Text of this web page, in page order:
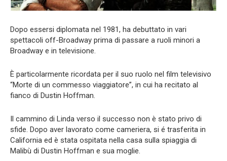
Dopo essersi diplomata nel 1981, ha debuttato in vari
spettacoli off-Broadway prima di passare a ruoli minori a
Broadway e in televisione.
È particolarmente ricordata per il suo ruolo nel film televisivo
“Morte di un commesso viaggiatore”, in cui ha recitato al
fianco di Dustin Hoffman.
Il cammino di Linda verso il successo non è stato privo di
sfide. Dopo aver lavorato come cameriera, si é trasferita in
California ed è stata ospitata nella casa sulla spiaggia di
Malibù di Dustin Hoffman e sua moglie.